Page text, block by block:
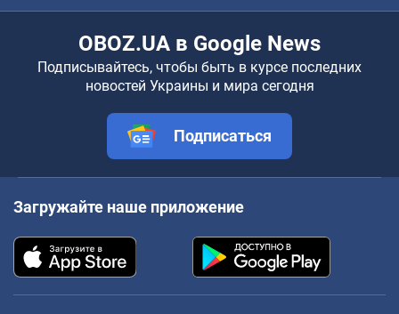
OBOZ.UA в Google News
Подписывайтесь, чтобы быть в курсе последних
новостей Украины и мира сегодня
Подписаться
Загружайте наше приложение